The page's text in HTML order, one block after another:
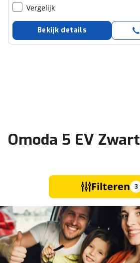
Vergelijk
Bekijk details
Omoda 5 EV Zwart
Filteren 3